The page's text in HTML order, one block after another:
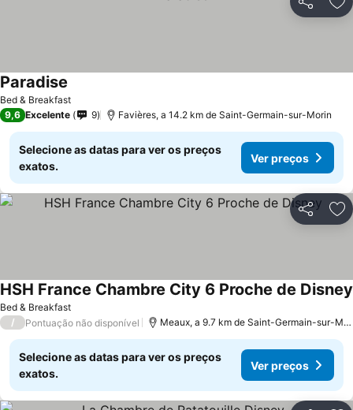
Partilhar
Bed & Breakfast
Paradise
9,6 Excelente 9 Favières, a 14.2 km de Saint-Germain-sur-Morin
Selecione as datas para ver os preços
exatos.
Ver preços
Partilhar
Bed & Breakfast
HSH France Chambre City 6 Proche de Disney
/ Pontuação não disponível Meaux, a 9.7 km de Saint-Germain-sur-Morin
Selecione as datas para ver os preços
exatos.
Ver preços